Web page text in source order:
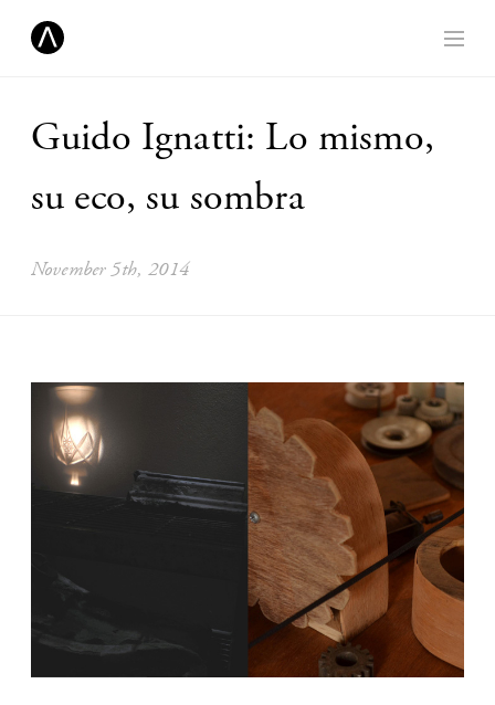
Guido Ignatti: Lo mismo,
su eco, su sombra
November 5th, 2014